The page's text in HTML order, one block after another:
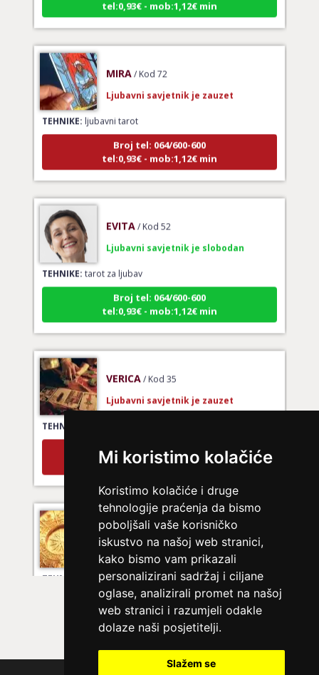
Mi koristimo kolačiće
Koristimo kolačiće i druge
tehnologije praćenja da bismo
poboljšali vaše korisničko
iskustvo na našoj web stranici,
kako bismo vam prikazali
personalizirani sadržaj i ciljane
oglase, analizirali promet na našoj
web stranici i razumjeli odakle
dolaze naši posjetitelji.
Slažem se
Ljubavni savjetnik je zauzet
TEHNIKE:ljubavni tarot
Broj tel: 064/600-600
tel:0,93€ - mob:1,12€ min
Ljubavni savjetnik je slobodan
TEHNIKE:tarot za ljubav
Broj tel: 064/600-600
tel:0,93€ - mob:1,12€ min
Ljubavni savjetnik je zauzet
TEHNIKE:tarot za ljubav
tel:0,93€ - mob:1,12€ min
NIVES/ Kod 20
Ljubavni savjetnik je zauzet
TEHNIKE: ljubavna očekivanja, smjer u kojem ide veza
Broj tel: 064/600-600
tel:0,93€ - mob:1,12€ min
VESNA BURCSA/ Kod 55